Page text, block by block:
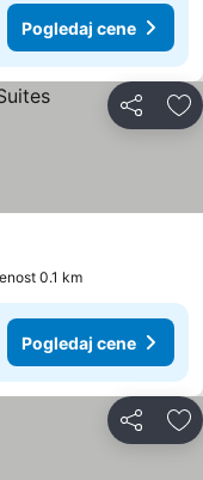
Pogledaj cene
Deli
0.1 km
Pogledaj cene
Deli